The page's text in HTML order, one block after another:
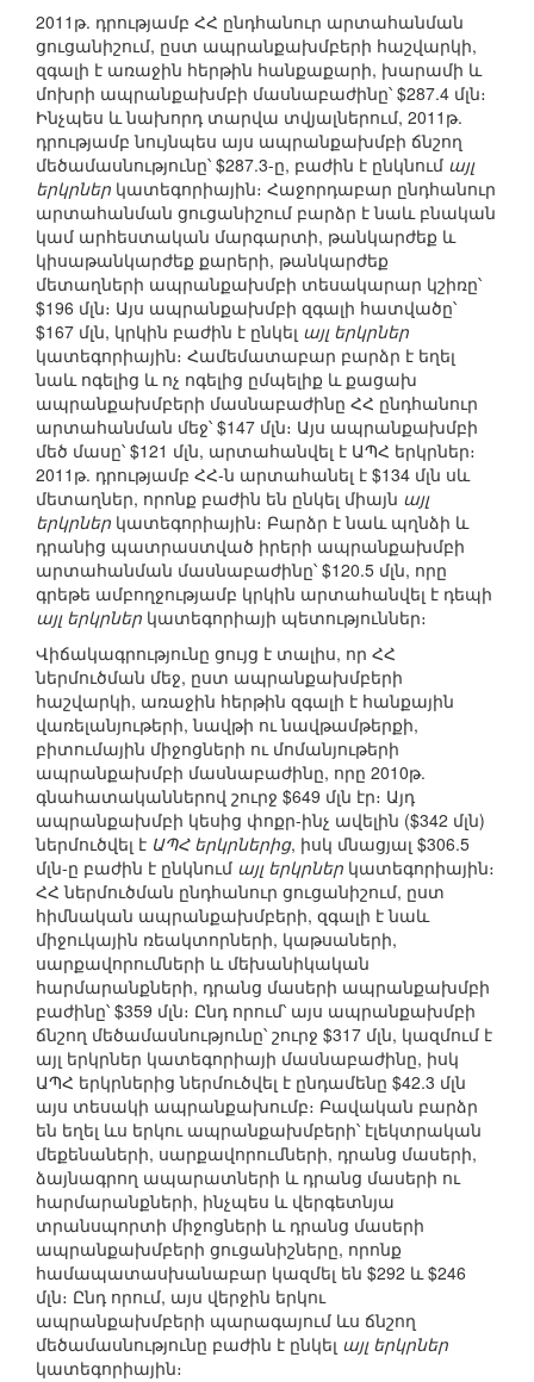
2011թ. դրությամբ ՀՀ ընդհանուր արտահանման
ցուցանիշում, ըստ ապրանքախմբերի հաշվարկի,
զգալի է առաջին հերթին հանքաքարի, խարամի և
մոխրի ապրանքախմբի մասնաբաժինը՝ $287.4 մլն։
Ինչպես և նախորդ տարվա տվյալներում, 2011թ.
դրությամբ նույնպես այս ապրանքախմբի ճնշող
մեծամասնությունը՝ $287.3-ը, բաժին է ընկնում այլ
երկրներ կատեգորիային։ Հաջորդաբար ընդհանուր
արտահանման ցուցանիշում բարձր է նաև բնական
կամ արհեստական մարգարտի, թանկարժեք և
կիսաթանկարժեք քարերի, թանկարժեք
մետաղների ապրանքախմբի տեսակարար կշիռը՝
$196 մլն։ Այս ապրանքախմբի զգալի հատվածը՝
$167 մլն, կրկին բաժին է ընկել այլ երկրներ
կատեգորիային։ Համեմատաբար բարձր է եղել
նաև ոգելից և ոչ ոգելից ըմպելիք և քացախ
ապրանքախմբերի մասնաբաժինը ՀՀ ընդհանուր
արտահանման մեջ՝ $147 մլն։ Այս ապրանքախմբի
մեծ մասը՝ $121 մլն, արտահանվել է ԱՊՀ երկրներ։
2011թ. դրությամբ ՀՀ-ն արտահանել է $134 մլն սև
մետաղներ, որոնք բաժին են ընկել միայն այլ
երկրներ կատեգորիային։ Բարձր է նաև պղնձի և
դրանից պատրաստված իրերի ապրանքախմբի
արտահանման մասնաբաժինը՝ $120.5 մլն, որը
գրեթե ամբողջությամբ կրկին արտահանվել է դեպի
այլ երկրներ կատեգորիայի պետություններ։
Վիճակագրությունը ցույց է տալիս, որ ՀՀ
ներմուծման մեջ, ըստ ապրանքախմբերի
հաշվարկի, առաջին հերթին զգալի է հանքային
վառելանյութերի, նավթի ու նավթամթերքի,
բիտումային միջոցների ու մոմանյութերի
ապրանքախմբի մասնաբաժինը, որը 2010թ.
գնահատականներով շուրջ $649 մլն էր։ Այդ
ապրանքախմբի կեսից փոքր-ինչ ավելին ($342 մլն)
ներմուծվել է ԱՊՀ երկրներից, իսկ մնացյալ $306.5
մլն-ը բաժին է ընկնում այլ երկրներ կատեգորիային։
ՀՀ ներմուծման ընդհանուր ցուցանիշում, ըստ
հիմնական ապրանքախմբերի, զգալի է նաև
միջուկային ռեակտորների, կաթսաների,
սարքավորումների և մեխանիկական
հարմարանքների, դրանց մասերի ապրանքախմբի
բաժինը՝ $359 մլն։ Ընդ որում՝ այս ապրանքախմբի
ճնշող մեծամասնությունը՝ շուրջ $317 մլն, կազմում է
այլ երկրներ կատեգորիայի մասնաբաժինը, իսկ
ԱՊՀ երկրներից ներմուծվել է ընդամենը $42.3 մլն
այս տեսակի ապրանքախումբ։ Բավական բարձր
են եղել ևս երկու ապրանքախմբերի՝ էլեկտրական
մեքենաների, սարքավորումների, դրանց մասերի,
ձայնագրող ապարատների և դրանց մասերի ու
հարմարանքների, ինչպես և վերգետնյա
տրանսպորտի միջոցների և դրանց մասերի
ապրանքախմբերի ցուցանիշները, որոնք
համապատասխանաբար կազմել են $292 և $246
մլն։ Ընդ որում, այս վերջին երկու
ապրանքախմբերի պարագայում ևս ճնշող
մեծամասնությունը բաժին է ընկել այլ երկրներ
կատեգորիային։